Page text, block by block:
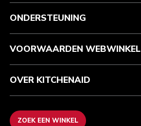
Health check
Je bestelling volgen
Garantie en documenten
Recupel
Algemene voorwaarden
Retournering en terugbetaling
Imprint
ODR
Het merk
Zoek een winkel
ONDERSTEUNING
VOORWAARDEN WEBWINKEL
OVER KITCHENAID
ZOEK EEN WINKEL